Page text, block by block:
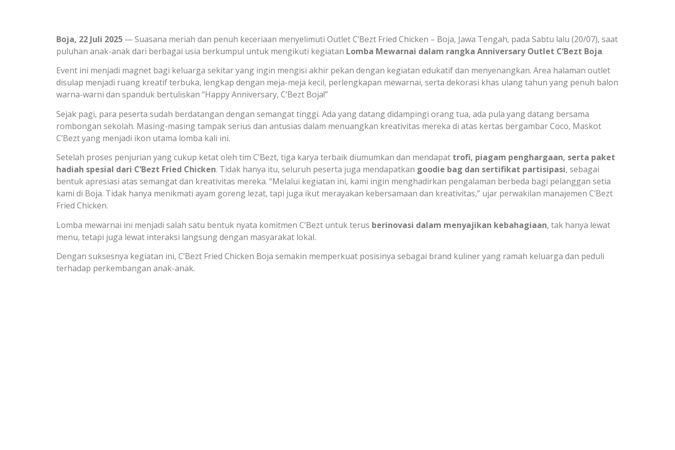
Boja, 22 Juli 2025 — Suasana meriah dan penuh keceriaan menyelimuti Outlet C’Bezt Fried Chicken – Boja, Jawa Tengah, pada Sabtu lalu (20/07), saat
puluhan anak-anak dari berbagai usia berkumpul untuk mengikuti kegiatan Lomba Mewarnai dalam rangka Anniversary Outlet C’Bezt Boja.
Event ini menjadi magnet bagi keluarga sekitar yang ingin mengisi akhir pekan dengan kegiatan edukatif dan menyenangkan. Area halaman outlet
disulap menjadi ruang kreatif terbuka, lengkap dengan meja-meja kecil, perlengkapan mewarnai, serta dekorasi khas ulang tahun yang penuh balon
warna-warni dan spanduk bertuliskan “Happy Anniversary, C’Bezt Boja!”
Sejak pagi, para peserta sudah berdatangan dengan semangat tinggi. Ada yang datang didampingi orang tua, ada pula yang datang bersama
rombongan sekolah. Masing-masing tampak serius dan antusias dalam menuangkan kreativitas mereka di atas kertas bergambar Coco, Maskot
C’Bezt yang menjadi ikon utama lomba kali ini.
Setelah proses penjurian yang cukup ketat oleh tim C’Bezt, tiga karya terbaik diumumkan dan mendapat trofi, piagam penghargaan, serta paket
hadiah spesial dari C’Bezt Fried Chicken. Tidak hanya itu, seluruh peserta juga mendapatkan goodie bag dan sertifikat partisipasi, sebagai
bentuk apresiasi atas semangat dan kreativitas mereka. “Melalui kegiatan ini, kami ingin menghadirkan pengalaman berbeda bagi pelanggan setia
kami di Boja. Tidak hanya menikmati ayam goreng lezat, tapi juga ikut merayakan kebersamaan dan kreativitas,” ujar perwakilan manajemen C’Bezt
Fried Chicken.
Lomba mewarnai ini menjadi salah satu bentuk nyata komitmen C’Bezt untuk terus berinovasi dalam menyajikan kebahagiaan, tak hanya lewat
menu, tetapi juga lewat interaksi langsung dengan masyarakat lokal.
Dengan suksesnya kegiatan ini, C’Bezt Fried Chicken Boja semakin memperkuat posisinya sebagai brand kuliner yang ramah keluarga dan peduli
terhadap perkembangan anak-anak.